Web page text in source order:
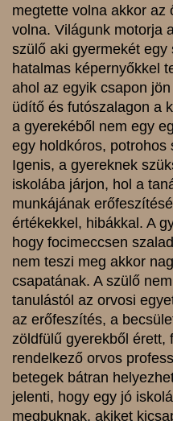
megtette volna akkor az
volna. Világunk motorja
szülő aki gyermekét egy
hatalmas képernyőkkel
ahol az egyik csapon
üdítő és futószalagon a
a gyerekéből nem egy
egy holdkóros, potrohos
Igenis, a gyereknek
iskolába járjon, hol a
munkájának
értékekkel, hibákkal. A
hogy focimeccsen
nem teszi meg akkor
csapatának. A szülő
tanulástól az orvosi
az erőfeszítés, a
zöldfülű gyerekből érett,
rendelkező orvos
betegek bátran
jelenti, hogy egy jó
megbuknak, akiket